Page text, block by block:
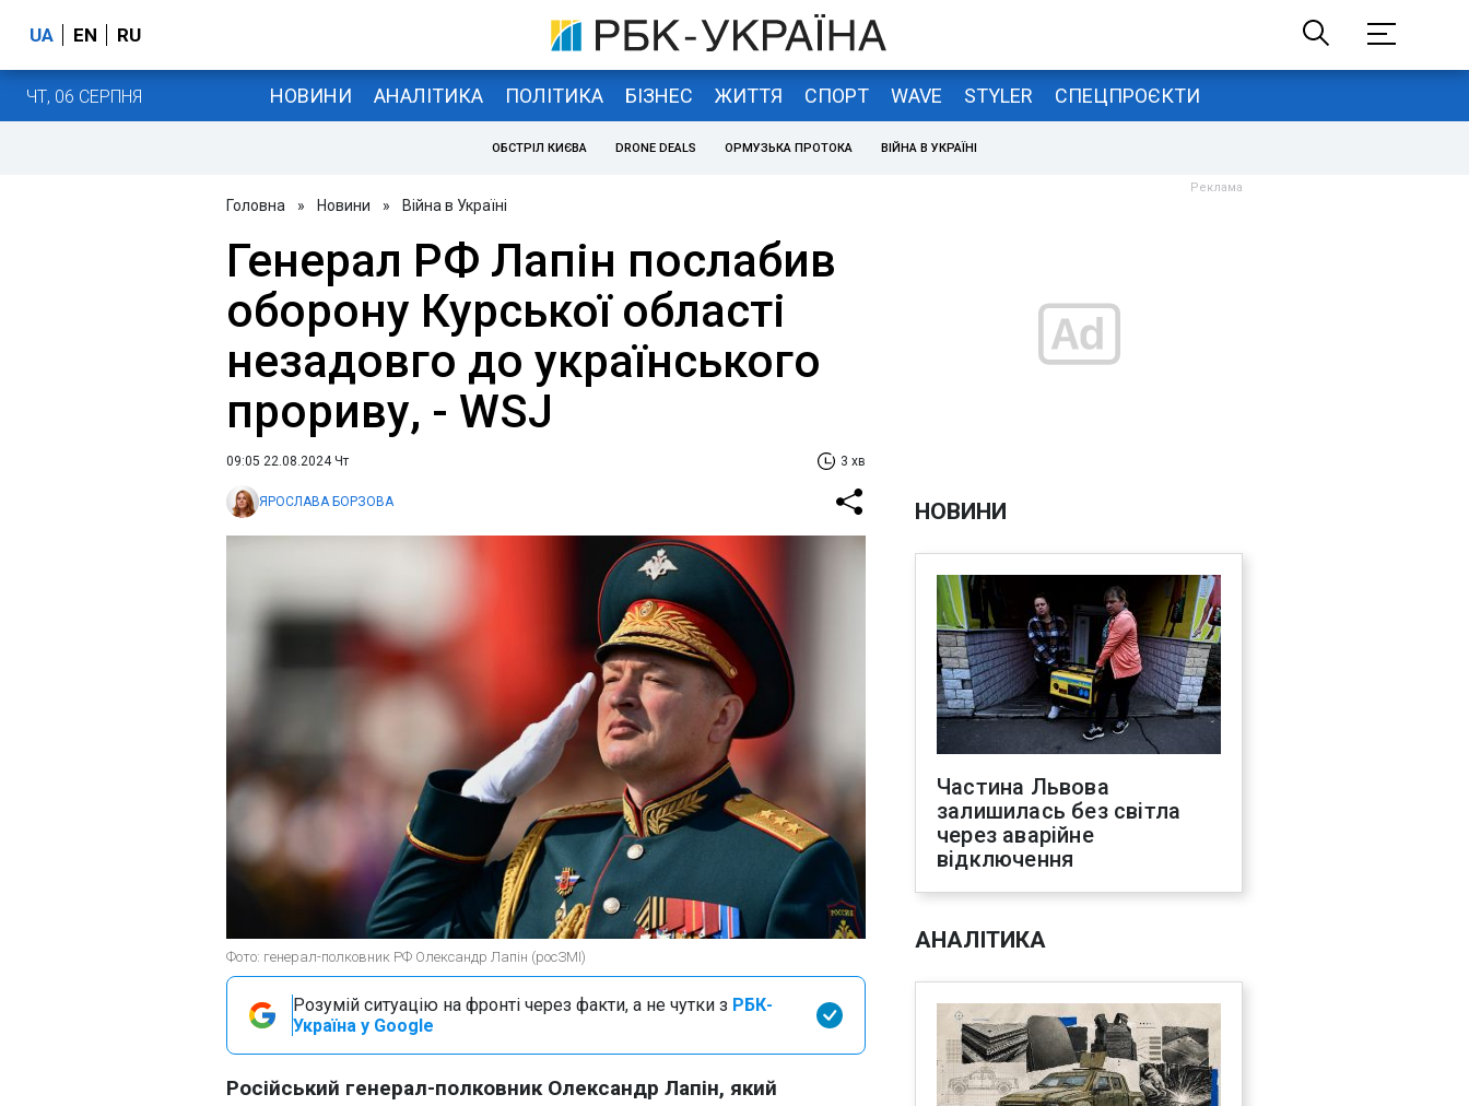
UA EN RU
ЧТ, 06 СЕРПНЯ НОВИНИ АНАЛІТИКА ПОЛІТИКА БІЗНЕС ЖИТТЯ СПОРТ WAVE STYLER СПЕЦПРОЄКТИ
ОБСТРІЛ КИЄВА DRONE DEALS ОРМУЗЬКА ПРОТОКА ВІЙНА В УКРАЇНІ
Головна » Новини » Війна в Україні
Генерал РФ Лапін послабив
оборону Курської області
незадовго до українського
прориву, - WSJ
09:05 22.08.2024 Чт 3 хв
ЯРОСЛАВА БОРЗОВА
Фото: генерал-полковник РФ Олександр Лапін (росЗМІ)
Розумій ситуацію на фронті через факти, а не чутки з РБК-
Україна у Google
Російський генерал-полковник Олександр Лапін, який
НОВИНИ
Частина Львова
залишилась без світла
через аварійне
відключення
АНАЛІТИКА